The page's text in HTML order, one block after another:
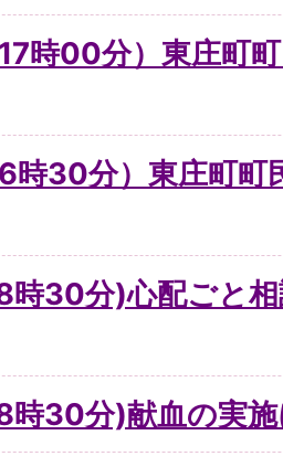
17時00分）東庄町
6時30分）東庄町町
時30分)心配ごと
時30分)献血の実